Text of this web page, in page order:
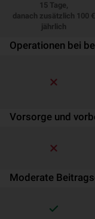
15 Tage,
danach zusätzlich 100 €
jährlich
Operationen bei
Vorsorge und
Moderate